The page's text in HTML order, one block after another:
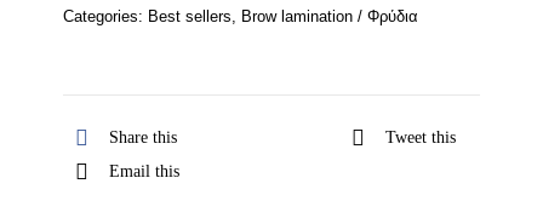
Categories: Best sellers Brow lamination / Φρύδια
Share this
Tweet this
Email this